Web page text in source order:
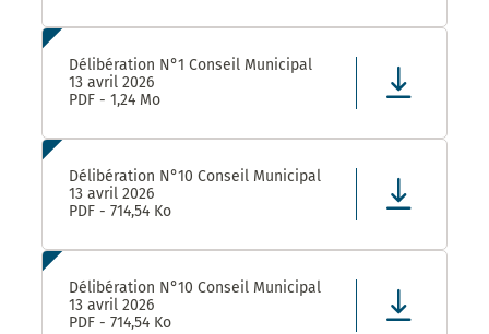
Délibération N°1 Conseil Municipal
13 avril 2026
PDF - 1,24 Mo
Délibération N°10 Conseil Municipal
13 avril 2026
PDF - 714,54 Ko
Délibération N°10 Conseil Municipal
13 avril 2026
PDF - 714,54 Ko